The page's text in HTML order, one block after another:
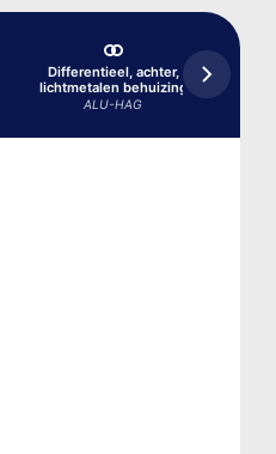
Differentieel, achter,
lichtmetalen behuizing
ALU-HAG